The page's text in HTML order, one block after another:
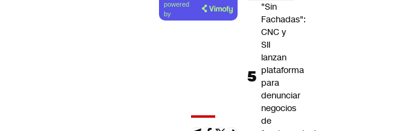
powered
by
"Sin
Fachadas":
CNC y
SII
lanzan
plataforma
para
denunciar
negocios
de